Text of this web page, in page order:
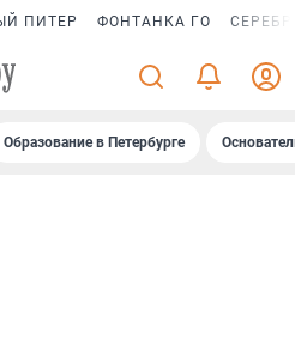
ПИТЕР ФОНТАНКА ГО
Образование в Петербурге